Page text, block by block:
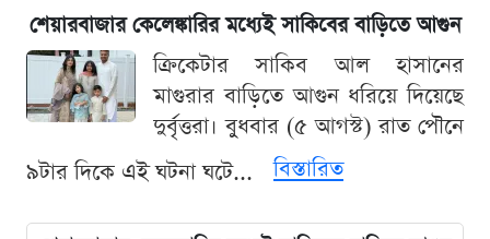
শেয়ারবাজার কেলেঙ্কারির মধ্যেই সাকিবের বাড়িতে আগুন
ক্রিকেটার সাকিব আল হাসানের
মাগুরার বাড়িতে আগুন ধরিয়ে দিয়েছে
দুর্বৃত্তরা। বুধবার (৫ আগস্ট) রাত পৌনে
৯টার দিকে এই ঘটনা ঘটে...
বিস্তারিত